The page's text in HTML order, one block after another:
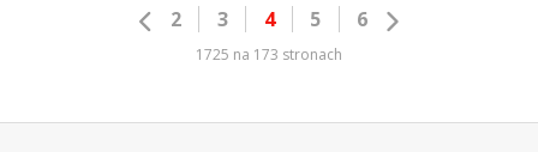
2 3 4 5 6
1725 na 173 stronach